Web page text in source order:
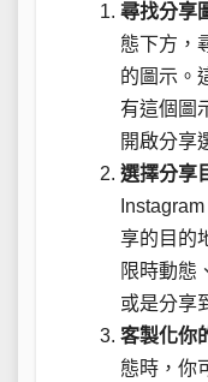
尋找分享
態下方，
的圖示。
有這個圖
開啟分享
選擇分享
享的目的
限時動態
或是分享
客製化你
態時，你